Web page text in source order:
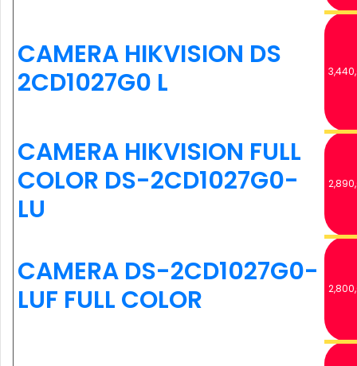
CAMERA HIKVISION DS
2CD1027G0 L
CAMERA HIKVISION FULL
COLOR DS-2CD1027G0-
LU
CAMERA DS-2CD1027G0-
LUF FULL COLOR